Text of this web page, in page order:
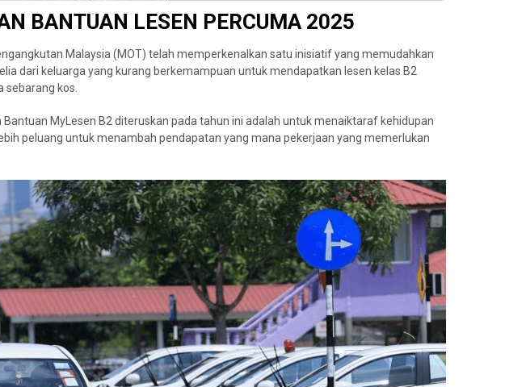
BANTUAN LESEN PERCUMA 2025
Malaysia (MOT) telah memperkenalkan satu inisiatif yang memudahkan
dari keluarga yang kurang berkemampuan untuk mendapatkan lesen kelas B2
sebarang kos.
Bantuan MyLesen B2 diteruskan pada tahun ini adalah untuk menaiktaraf kehidupan
peluang untuk menambah pendapatan yang mana pekerjaan yang memerlukan